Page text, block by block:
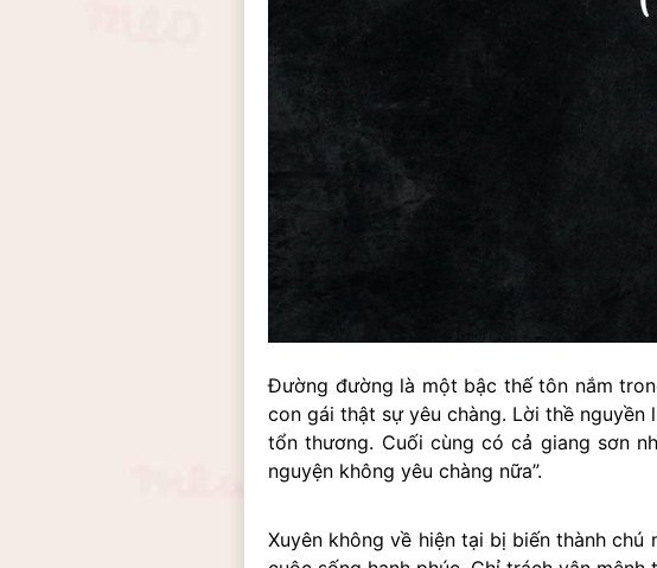
Đường đường là một bậc thế tôn nắm
con gái thật sự yêu chàng. Lời thề nguyền
tổn thương. Cuối cùng có cả giang sơn
nguyện không yêu chàng nữa”.
Xuyên không về hiện tại bị biến thành